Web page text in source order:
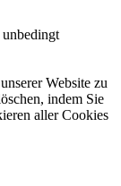
Website zu
indem Sie
aller Cookies